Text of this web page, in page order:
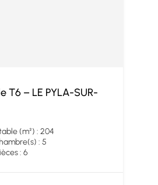
T6 – LE PYLA-SUR-
(m²) : 204
: 5
: 6